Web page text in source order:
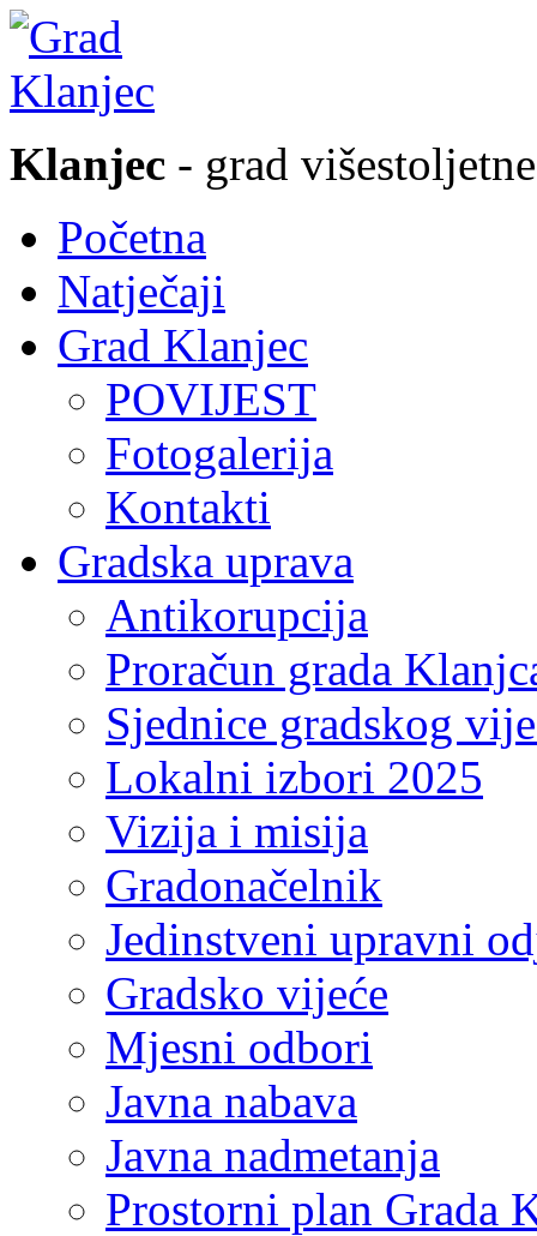
Klanjec - grad
Početna
Natječaji
Grad Klanjec
POVIJEST
Fotogalerija
Kontakti
Gradska uprava
Antikorupcija
Proračun grada
Sjednice gradskog
Lokalni izbori 2025
Vizija i misija
Gradonačelnik
Jedinstveni upravni
Gradsko vijeće
Mjesni odbori
Javna nabava
Javna nadmetanja
Prostorni plan Grada